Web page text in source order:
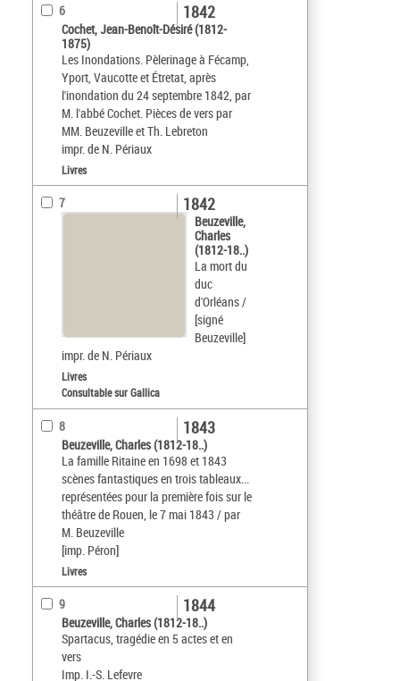
6
Cochet, Jean-Benoît-Désiré (1812-
1875)
Les Inondations. Pèlerinage à Fécamp,
Yport, Vaucotte et Étretat, après
l'inondation du 24 septembre 1842, par
M. l'abbé Cochet. Pièces de vers par
MM. Beuzeville et Th. Lebreton
impr. de N. Périaux
1842
Livres
7
Beuzeville,
Charles
(1812-18..)
La mort du
duc
d'Orléans /
[signé
Beuzeville]
impr. de N. Périaux
1842
Livres
Consultable sur Gallica
8
Beuzeville, Charles (1812-18..)
La famille Ritaine en 1698 et 1843
scènes fantastiques en trois tableaux...
représentées pour la première fois sur le
théâtre de Rouen, le 7 mai 1843 / par
M. Beuzeville
[imp. Péron]
1843
Livres
9
Beuzeville, Charles (1812-18..)
Spartacus, tragédie en 5 actes et en
vers
Imp. I.-S. Lefevre
1844